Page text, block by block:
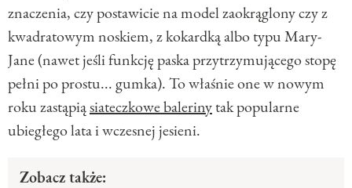
znaczenia, czy postawicie na model zaokrąglony czy z
kwadratowym noskiem, z kokardką albo typu Mary-
Jane (nawet jeśli funkcję paska przytrzymującego stopę
pełni po prostu... gumka). To właśnie one w nowym
roku zastąpiąsiateczkowe balerinytak popularne
ubiegłego lata i wczesnej jesieni.
Zobacz także: